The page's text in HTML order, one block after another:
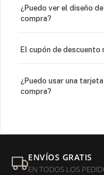
¿Puedo ver el diseño
compra?
El cupón de descuento
¿Puedo usar una
compra?
Mi orden fue devuelta
entregada?
ENVÍOS GRATIS
EN TODOS LOS